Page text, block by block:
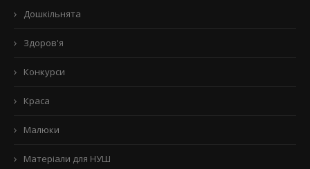
Дошкільнята
Здоров'я
Конкурси
Краса
Малюки
Матеріали для НУШ